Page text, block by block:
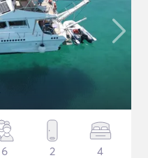
6 2 4